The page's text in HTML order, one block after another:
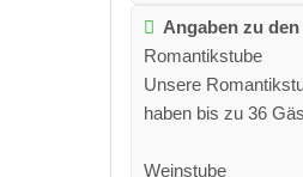
Angaben zu den
Romantikstube
Unsere
haben bis zu 36
Weinstube